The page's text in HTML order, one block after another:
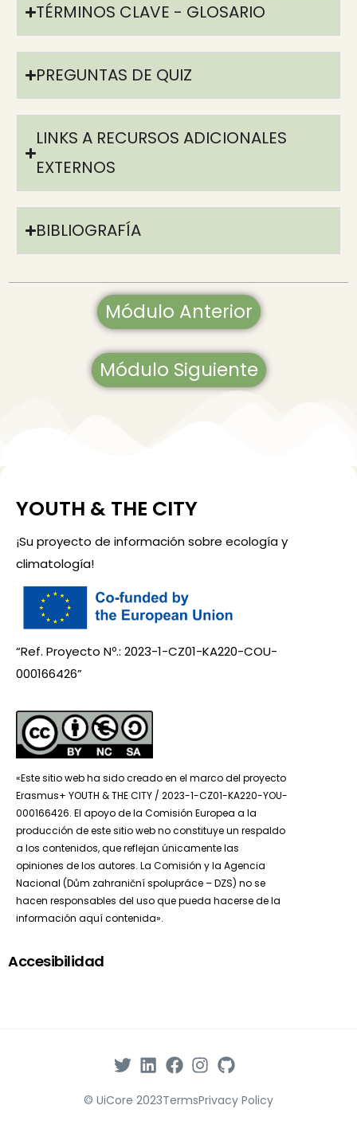
TÉRMINOS CLAVE - GLOSARIO
PREGUNTAS DE QUIZ
LINKS A RECURSOS ADICIONALES
EXTERNOS
BIBLIOGRAFÍA
Módulo Anterior
Módulo Siguiente
YOUTH & THE CITY
¡Su proyecto de información sobre ecología y
climatología!
“Ref. Proyecto Nº.: 2023-1-CZ01-KA220-COU-
000166426”
«Este sitio web ha sido creado en el marco del proyecto
Erasmus+ YOUTH & THE CITY / 2023-1-CZ01-KA220-YOU-
000166426. El apoyo de la Comisión Europea a la
producción de este sitio web no constituye un respaldo
a los contenidos, que reflejan únicamente las
opiniones de los autores. La Comisión y la Agencia
Nacional (Dům zahraniční spolupráce – DZS) no se
hacen responsables del uso que pueda hacerse de la
información aquí contenida».
Accesibilidad
© UiCore 2023TermsPrivacy Policy